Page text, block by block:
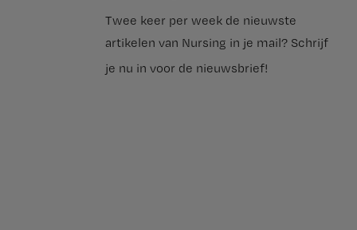
Twee keer per week de nieuwste
artikelen van Nursing in je mail? Schrijf
je nu in voor de nieuwsbrief!